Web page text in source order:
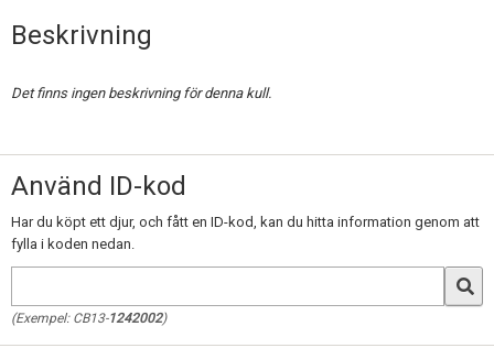
Beskrivning
Det finns ingen beskrivning för denna kull.
Använd ID-kod
Har du köpt ett djur, och fått en ID-kod, kan du hitta information genom att
fylla i koden nedan.
(Exempel: CB13-1242002)